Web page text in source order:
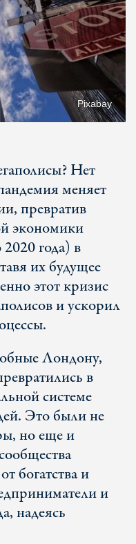
Pixabay
Нет
меняет
превратив
экономики
года) в
их будущее
этот кризис
и ускорил
Лондону,
в
системе
Это были не
но еще и
богатства и
и
надеясь